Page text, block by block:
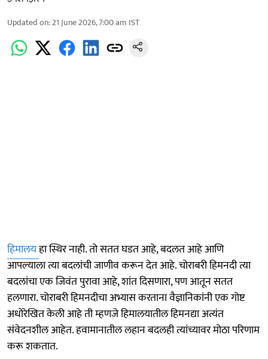
Updated on:21 June 2026, 7:00 am IST
हिमालयहा स्थिर नाही. तो सतत घडत आहे, बदलत आहे आणि
आपल्याला त्या बदलांची जाणीव करून देत आहे. चोराबरी हिमनदी त्या
बदलांचा एक जिवंत पुरावा आहे, शांत दिसणारा, पण आतून सतत
हलणारा. चोराबरी हिमनदीचा अभ्यास करताना वैज्ञानिकांनी एक गोष्ट
अधोरेखित केली आहे ती म्हणजे हिमालयातील हिमनद्या अत्यंत
संवेदनशील आहेत. हवामानातील लहान बदलही त्यांच्यावर मोठा परिणाम
करू शकतात.